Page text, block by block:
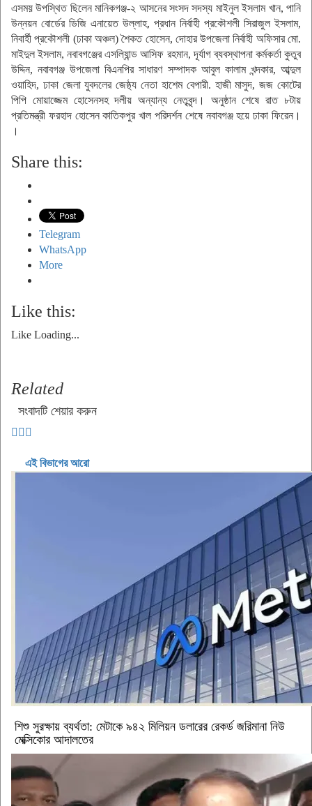
এসময় উপস্থিত ছিলেন মানিকগঞ্জ-২ আসনের সংসদ সদস্য মাইনুল ইসলাম খান, পানি
উন্নয়ন বোর্ডের ডিজি এনায়েত উল্লাহ, প্রধান নির্বাহী প্রকৌশলী সিরাজুল ইসলাম,
নিবার্হী প্রকৌশলী (ঢাকা অঞ্চল) শৈকত হোসেন, দোহার উপজেলা নির্বাহী অফিসার মো.
মাইদুল ইসলাম, নবাবগঞ্জের এসল্যিান্ড আসিফ রহমান, দূর্যাগ ব্যবস্থাপনা কর্মকর্তা কুতুব
উদ্দিন, নবাবগঞ্জ উপজেলা বিএনপির সাধারণ সম্পাদক আবুল কালাম খন্দকার, আব্দুল
ওয়াহিদ, ঢাকা জেলা যুবদলের জেষ্ঠ্য নেতা হাশেম বেপারী. হাজী মাসুদ, জজ কোটের
পিপি মোয়াজ্জেম হোসেনসহ দলীয় অন্যান্য নেতৃবৃন্দ। অনুষ্ঠান শেষে রাত ৮টায়
প্রতিমন্ত্রী ফরহাদ হোসেন কাতিকপুর খাল পরিদর্শন শেষে নবাবগঞ্জ হয়ে ঢাকা ফিরেন।
।
Share this:
Telegram
WhatsApp
More
Like this:
Like Loading...
Related
সংবাদটি শেয়ার করুন
এই বিভাগের আরো
শিশু সুরক্ষায় ব্যর্থতা: মেটাকে ৯৪২ মিলিয়ন ডলারের রেকর্ড জরিমানা নিউ
মেক্সিকোর আদালতের